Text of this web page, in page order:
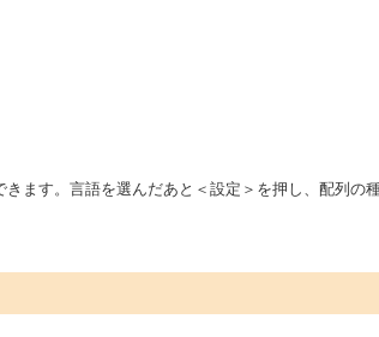
ます。言語を選んだあと＜設定＞を押し、配列の